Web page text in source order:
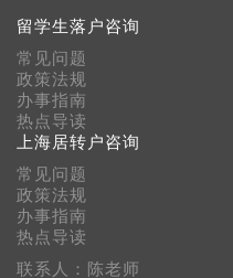
留学生落户咨询
常见问题
政策法规
办事指南
热点导读
上海居转户咨询
常见问题
政策法规
办事指南
热点导读
联系人：陈老师